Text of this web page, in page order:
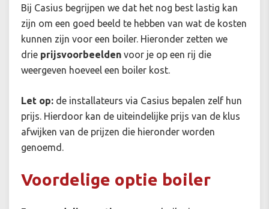
Bij Casius begrijpen we dat het nog best lastig kan
zijn om een goed beeld te hebben van wat de kosten
kunnen zijn voor een boiler. Hieronder zetten we
drie prijsvoorbeelden voor je op een rij die
weergeven hoeveel een boiler kost.
Let op: de installateurs via Casius bepalen zelf hun
prijs. Hierdoor kan de uiteindelijke prijs van de klus
afwijken van de prijzen die hieronder worden
genoemd.
Voordelige optie boiler